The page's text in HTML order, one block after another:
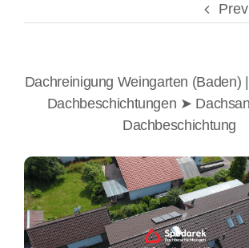
Dachreinigung Weingarten (Baden)
Dachbeschichtungen ➤
Dachbeschichtung